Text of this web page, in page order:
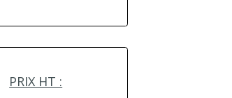
PRIX HT :